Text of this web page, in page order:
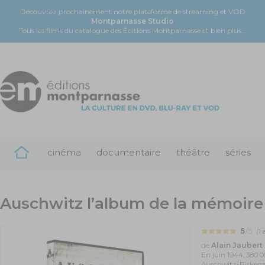
Découvrez prochainement notre plateforme de streaming et VOD
Montparnasse Studio
Tous les films du catalogue des Éditions Montparnasse et bien plus...
cinéma documentaire théâtre séries
Auschwitz l’album de la mémoire
5 /5 (1
de Alain Jaubert
En juin 1944, 380